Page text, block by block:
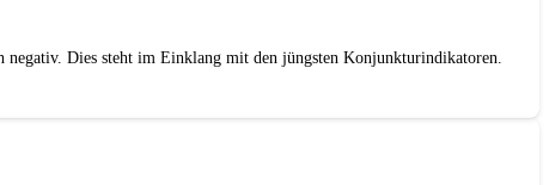
negativ. Dies steht im Einklang mit den jüngsten Konjunkturindikatoren.